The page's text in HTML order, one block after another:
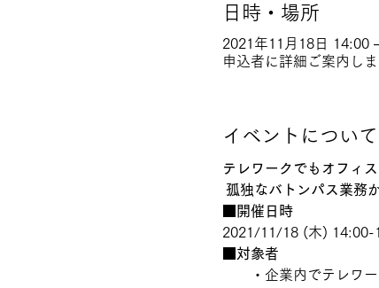
日時・場所
2021年11月18日 14:00
申込者に詳細ご案内し
イベントについて
テレワークでもオフィ
孤独なバトンパス業務
■開催日時
2021/11/18 (木) 14:00-
■対象者
・企業内でテレワー